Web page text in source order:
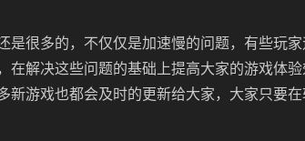
是很多的，不仅仅是加速慢的问题，有些玩
在解决这些问题的基础上提高大家的游戏体
新游戏也都会及时的更新给大家，大家只要